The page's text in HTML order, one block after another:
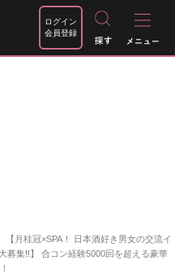
ログイン
会員登録
【月桂冠×SPA！ 日本酒好き男女の交流イ
募集!!】 合コン経験5000回を超える豪華